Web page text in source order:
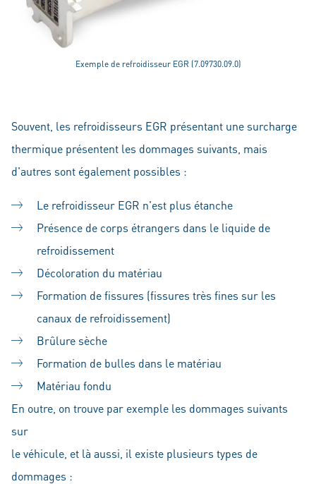
Exemple de refroidisseur EGR (7.09730.09.0)
Souvent, les refroidisseurs EGR présentant une surcharge
thermique présentent les dommages suivants, mais
d'autres sont également possibles :
Le refroidisseur EGR n'est plus étanche
Présence de corps étrangers dans le liquide de
refroidissement
Décoloration du matériau
Formation de fissures (fissures très fines sur les
canaux de refroidissement)
Brûlure sèche
Formation de bulles dans le matériau
Matériau fondu
En outre, on trouve par exemple les dommages suivants
sur
le véhicule, et là aussi, il existe plusieurs types de
dommages :